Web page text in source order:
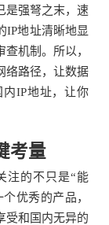
是强弩之末，速
IP地址清晰地显
机制。所以，
络路径，让数据
IP地址，让你
考量
注的不只是“能
优秀的产品，
受和国内无异的